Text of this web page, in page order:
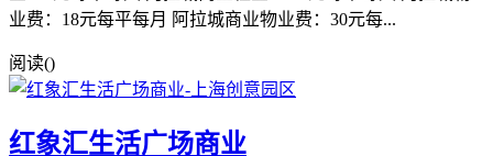
业费：18元每平每月 阿拉城商业物业费：30元每...
阅读()
红象汇生活广场商业